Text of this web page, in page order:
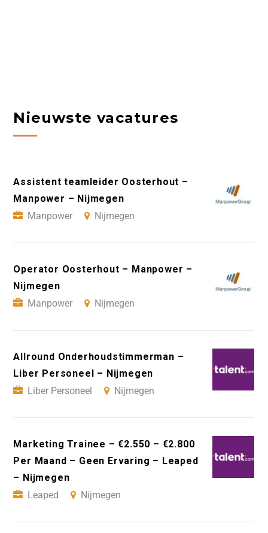
Nieuwste vacatures
Assistent teamleider Oosterhout –
Manpower – Nijmegen
Manpower
Nijmegen
Operator Oosterhout – Manpower –
Nijmegen
Manpower
Nijmegen
Allround Onderhoudstimmerman –
Liber Personeel – Nijmegen
Liber Personeel
Nijmegen
Marketing Trainee – €2.550 – €2.800
Per Maand – Geen Ervaring – Leaped
– Nijmegen
Leaped
Nijmegen